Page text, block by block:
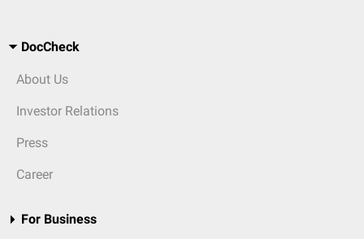
DocCheck
About Us
Investor Relations
Press
Career
For Business